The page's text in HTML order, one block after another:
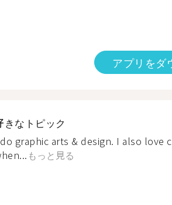
アプリをダ
きなトピック
graphic arts & design. I also love
もっと見る